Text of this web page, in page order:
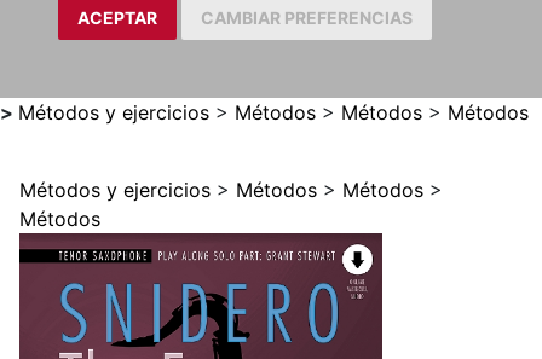
ACEPTAR CAMBIAR PREFERENCIAS
> Métodos y ejercicios > Métodos > Métodos > Métodos
Métodos y ejercicios > Métodos > Métodos >
Métodos